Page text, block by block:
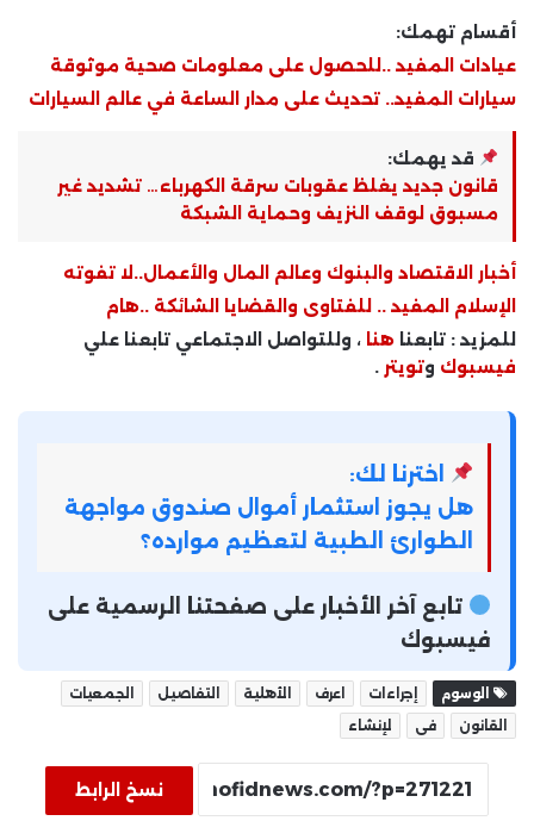
أقسام تهمك:
عيادات المفيد ..للحصول على معلومات صحية موثوقة
سيارات المفيد.. تحديث على مدار الساعة في عالم السيارات
قد يهمك:
قانون جديد يغلظ عقوبات سرقة الكهرباء… تشديد غير
مسبوق لوقف النزيف وحماية الشبكة
أخبار الاقتصاد والبنوك وعالم المال والأعمال..لا تفوته
الإسلام المفيد .. للفتاوى والقضايا الشائكة ..هام
للمزيد : تابعنا هنا ، وللتواصل الاجتماعي تابعنا علي
فيسبوك وتويتر .
اخترنا لك:
هل يجوز استثمار أموال صندوق مواجهة
الطوارئ الطبية لتعظيم موارده؟
تابع آخر الأخبار على صفحتنا الرسمية على
فيسبوك
الوسوم إجراءات اعرف الأهلية التفاصيل
الجمعيات
القانون
فى لإنشاء
نسخ الرابط